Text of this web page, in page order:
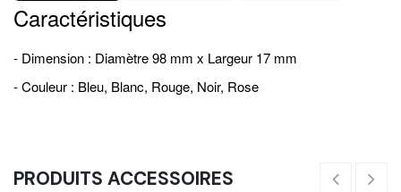
Caractéristiques
- Dimension : Diamètre 98 mm x Largeur 17 mm
- Couleur : Bleu, Blanc, Rouge, Noir, Rose
PRODUITS ACCESSOIRES